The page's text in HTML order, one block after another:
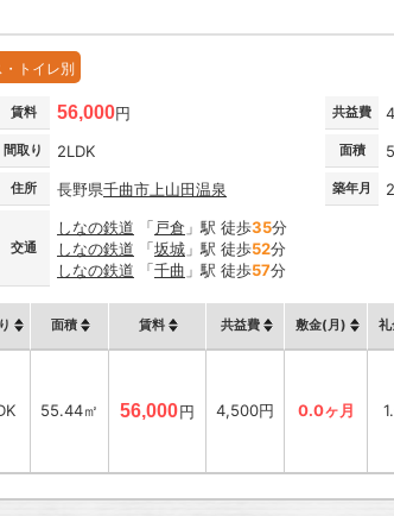
・トイレ別
賃料 56,000円 共益費
間取り 2LDK 面積
住所 長野県千曲市 上山田温泉 築年月
交通
しなの鉄道 「戸倉 」駅 徒歩35分
しなの鉄道 「坂城 」駅 徒歩52分
しなの鉄道 「千曲 」駅 徒歩57分
面積 賃料 共益費 敷金(月)
55.44㎡ 56,000円 4,500円 0.0ヶ月